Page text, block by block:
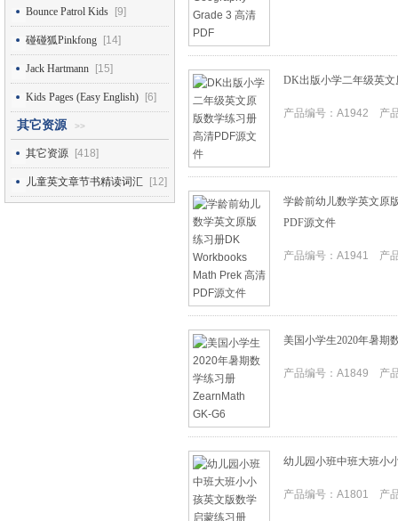
Bounce Patrol Kids [9]
碰碰狐Pinkfong [14]
Jack Hartmann [15]
Kids Pages (Easy English) [6]
其它资源 >>
其它资源 [418]
儿童英文章节书精读词汇 [12]
DK出版小学二年级英
产品编号：A1942 产
学龄前幼儿数学英文原
PDF源文件
产品编号：A1941 产
美国小学生2020年暑期
产品编号：A1849 产
幼儿园小班中班大班小
产品编号：A1801 产